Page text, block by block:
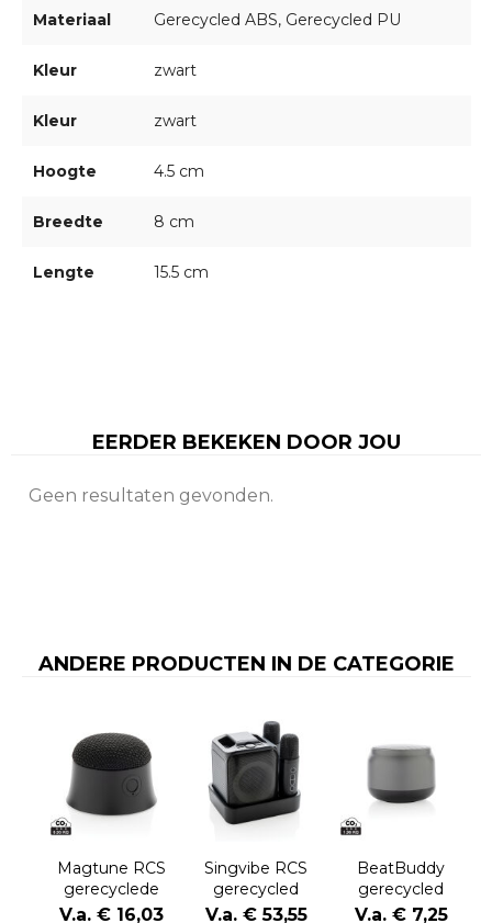
Materiaal Gerecycled ABS, Gerecycled PU
Kleur zwart
Kleur zwart
Hoogte 4.5 cm
Breedte 8 cm
Lengte 15.5 cm
EERDER BEKEKEN DOOR JOU
Geen resultaten gevonden.
ANDERE PRODUCTEN IN DE CATEGORIE
Magtune RCS
gerecyclede
plastic
V.a. € 16,03
Singvibe RCS
gerecycled
plastic
V.a. € 53,55
BeatBuddy
gerecycled
plastic 3W-
V.a. € 7,25